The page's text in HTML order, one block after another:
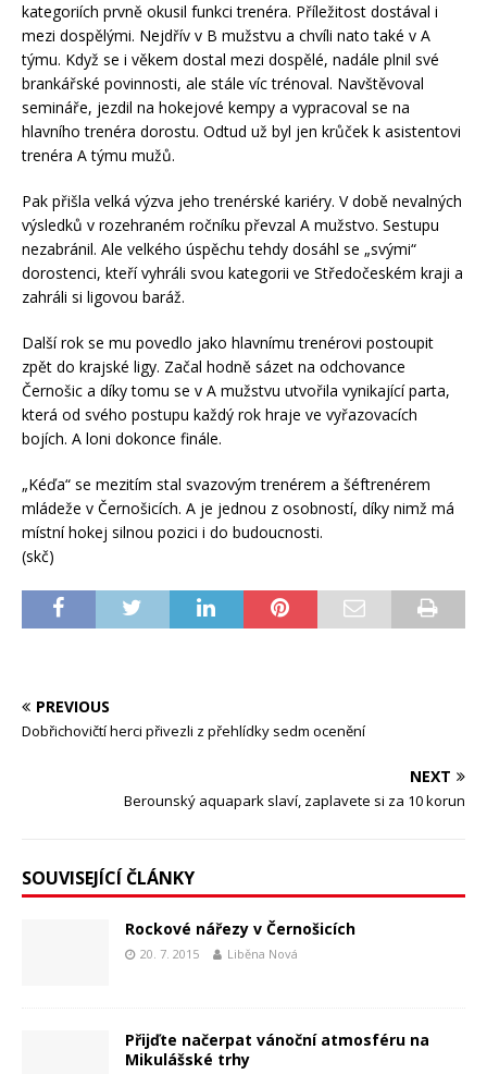
kategoriích prvně okusil funkci trenéra. Příležitost dostával i
mezi dospělými. Nejdřív v B mužstvu a chvíli nato také v A
týmu. Když se i věkem dostal mezi dospělé, nadále plnil své
brankářské povinnosti, ale stále víc trénoval. Navštěvoval
semináře, jezdil na hokejové kempy a vypracoval se na
hlavního trenéra dorostu. Odtud už byl jen krůček k asistentovi
trenéra A týmu mužů.
Pak přišla velká výzva jeho trenérské kariéry. V době nevalných
výsledků v rozehraném ročníku převzal A mužstvo. Sestupu
nezabránil. Ale velkého úspěchu tehdy dosáhl se „svými“
dorostenci, kteří vyhráli svou kategorii ve Středočeském kraji a
zahráli si ligovou baráž.
Další rok se mu povedlo jako hlavnímu trenérovi postoupit
zpět do krajské ligy. Začal hodně sázet na odchovance
Černošic a díky tomu se v A mužstvu utvořila vynikající parta,
která od svého postupu každý rok hraje ve vyřazovacích
bojích. A loni dokonce finále.
„Kéďa“ se mezitím stal svazovým trenérem a šéftrenérem
mládeže v Černošicích. A je jednou z osobností, díky nimž má
místní hokej silnou pozici i do budoucnosti.
(skč)
PREVIOUS
Dobřichovičtí herci přivezli z přehlídky sedm ocenění
NEXT
Berounský aquapark slaví, zaplavete si za 10 korun
SOUVISEJÍCÍ ČLÁNKY
Rockové nářezy v Černošicích
20. 7. 2015 Liběna Nová
Přijďte načerpat vánoční atmosféru na
Mikulášské trhy